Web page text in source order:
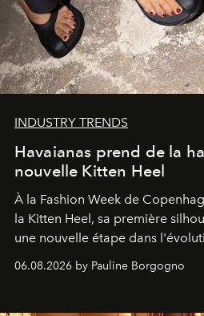
INDUSTRY TRENDS
Havaianas prend de la
nouvelle Kitten Heel
À la Fashion Week de
la Kitten Heel, sa première
une nouvelle étape dans
06.08.2026 by Pauline Borgogno